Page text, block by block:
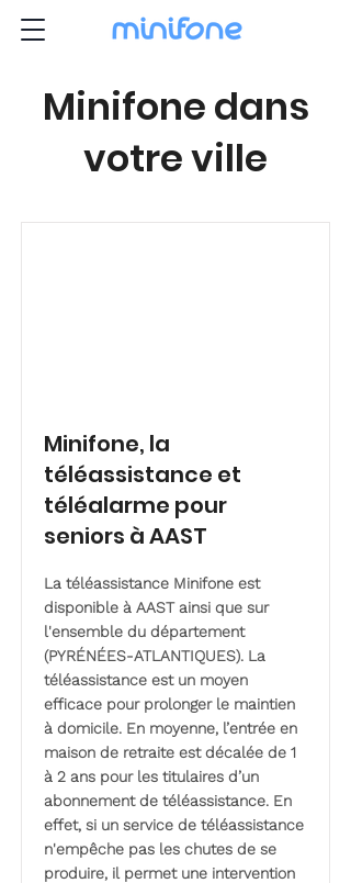
Minifone dans
votre ville
Minifone, la
téléassistance et
téléalarme pour
seniors à AAST
La téléassistance Minifone est
disponible à AAST ainsi que sur
l'ensemble du département
(PYRÉNÉES-ATLANTIQUES). La
téléassistance est un moyen
efficace pour prolonger le maintien
à domicile. En moyenne, l’entrée en
maison de retraite est décalée de 1
à 2 ans pour les titulaires d’un
abonnement de téléassistance. En
effet, si un service de téléassistance
n'empêche pas les chutes de se
produire, il permet une intervention